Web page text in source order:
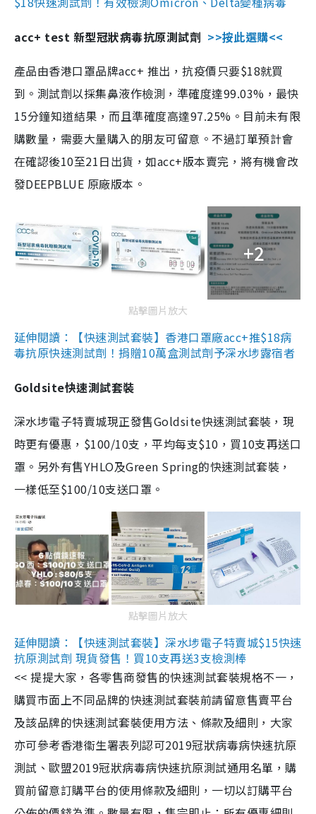
acc+ test 新型冠狀病毒抗原測試劑 >>按此選購<<
產品由香港口罩品牌acc+ 推出，抗疫價只要$18就買
到。測試劑以採集鼻液作檢測，準確度達99.03%，最快
15分鐘知道結果，而且準確度高達97.25%。目前未有限
購數量，需要大量購入的朋友可留意。不過訂單預計會
在確認後10至21日出貨，如acc+版本賣完，將有機會改
發DEEPBLUE 原廠版本。
+2
點擊圖片放大
延伸閱讀：【快速測試套裝】香港口罩廠acc+推$18病
毒抗原快速測試劑！捐贈10萬盒測試劑予深水埗露宿者
Goldsite快速測試套裝
深水埗電子特賣城現正發售Goldsite快速測試套裝，現
時更有優惠，$100/10支，平均每支$10，買10支再送口
罩。另外有售YHLO及Green Spring的快速測試套裝，
一樣低至$100/10支送口罩。
點擊圖片放大
延伸閱讀：【快速測試套裝】深水埗電子特賣城$15快速
抗原測試劑 現貨發售！買10支再送3支檢測棒
<< 提提大家，各零售商發售的快速測試套裝規格不一，
購買市面上不同品牌的快速測試套裝前請留意售賣平台
及該品牌的快速測試套裝使用方法、條款及細則，大家
亦可參考香港衞生署表列認可2019冠狀病毒病快速抗原
測試、歐盟2019冠狀病毒病快速抗原測試通用名單，購
買前留意訂購平台的使用條款及細則，一切以訂購平台